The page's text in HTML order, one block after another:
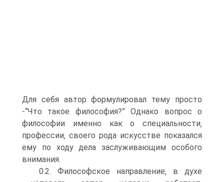
Для себя автор формулировал тему просто
-“Что такое философия?” Однако вопрос о
философии именно как о специальности‚
профессии‚ своего рода искусстве показался
ему по ходу дела заслуживающим особого
внимания.
0.2. Философское направление‚ в духе